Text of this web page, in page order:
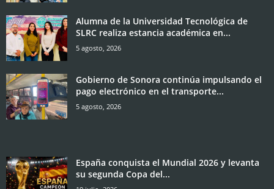
Alumna de la Universidad Tecnológica de
SLRC realiza estancia académica en...
5 agosto, 2026
Gobierno de Sonora continúa impulsando el
pago electrónico en el transporte...
5 agosto, 2026
España conquista el Mundial 2026 y levanta
su segunda Copa del...